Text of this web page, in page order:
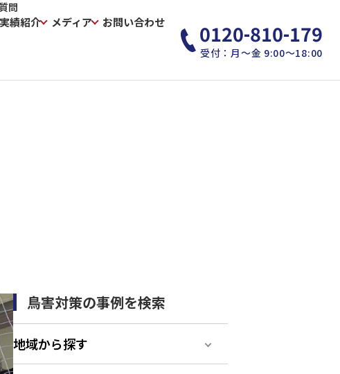
問
実績紹介 メディア お問い合わせ 0120-810-179
受付：月～金 9:00～18:00
鳥害対策の事例を検索
地域から探す